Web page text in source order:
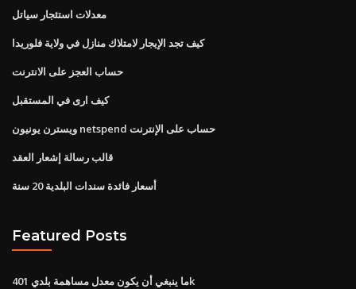
معدلات استئجار سياتل
كيف تجد الإيجار لامتلاك منازل في ولاية فلوريدا
حساب العجز على الانترنت
كيف ارى في المستقبل
ويسترن يونيون netspend حساب على الإنترنت
قالب رسالة إشعار العقد
أسعار فائدة سندات البلدية 20 سنة
Featured Posts
ما ينبغي أن يكون معدل مساهمة بلدي 401k